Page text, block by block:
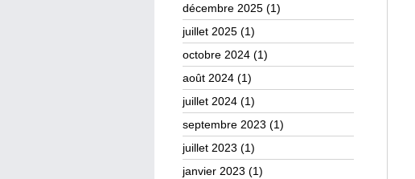
décembre 2025 (1)
juillet 2025 (1)
octobre 2024 (1)
août 2024 (1)
juillet 2024 (1)
septembre 2023 (1)
juillet 2023 (1)
janvier 2023 (1)